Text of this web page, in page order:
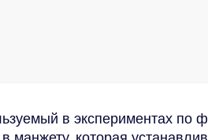
в экспериментах по